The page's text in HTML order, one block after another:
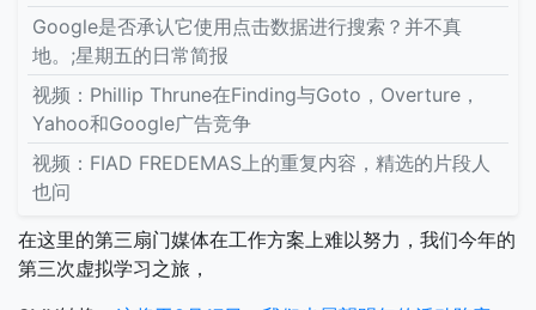
Google是否承认它使用点击数据进行搜索？并不真
地。;星期五的日常简报
视频：Phillip Thrune在Finding与Goto，Overture，
Yahoo和Google广告竞争
视频：FIAD FREDEMAS上的重复内容，精选的片段人
也问
在这里的第三扇门媒体在工作方案上难以努力，我们今年的
第三次虚拟学习之旅，